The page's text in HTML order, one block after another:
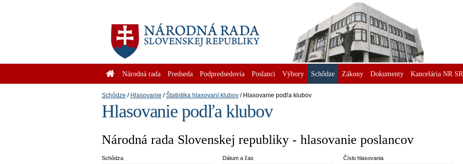
Národná rada Predseda Podpredsedovia Poslanci Výbory Schôdze Zákony Dokumenty Kancelária NR SR
Schôdze Hlasovanie Štatistika hlasovaní klubov Hlasovanie podľa klubov
Hlasovanie podľa klubov
Národná rada Slovenskej republiky - hlasovanie poslancov
Schôdza
Dátum a čas
Číslo hlasovania